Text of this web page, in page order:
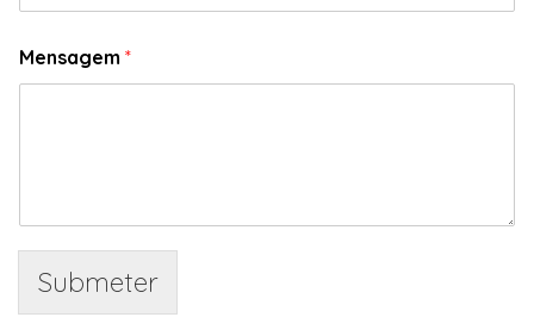
Mensagem *
Submeter